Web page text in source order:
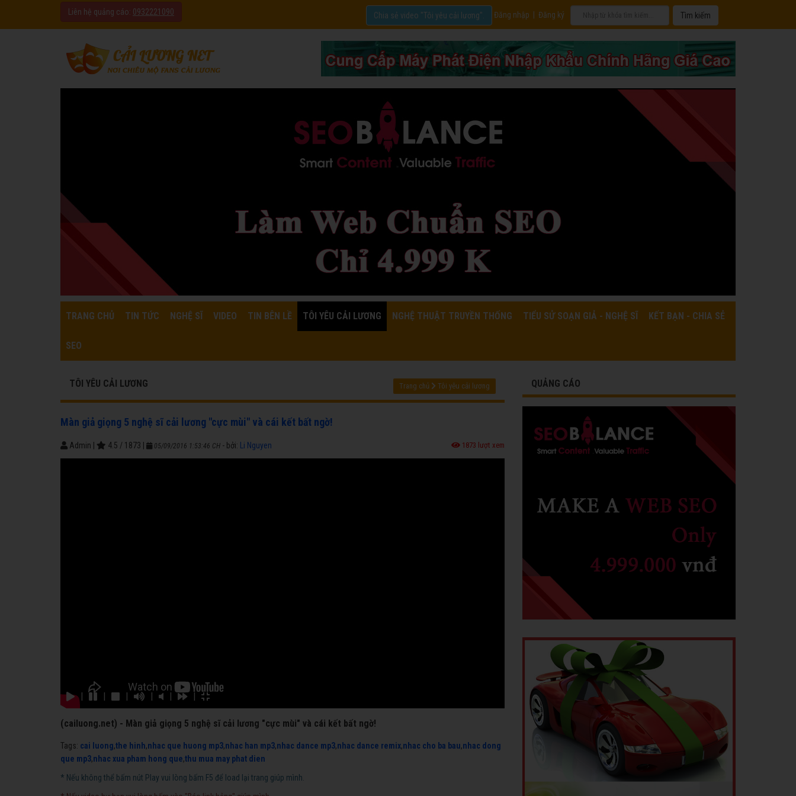
Liên hệ quảng cáo: 0932221090 Đăng nhập Đăng ký
Chia sẻ video "Tôi yêu cải lương".
TRANG CHỦ TIN TỨC NGHỆ SĨ VIDEO TIN BÊN LỀ TÔI YÊU CẢI LƯƠNG NGHỆ THUẬT TRUYỀN THỐNG TIỂU SỬ SOẠN GIẢ - NGHỆ SĨ KẾT BẠN - CHIA SẺ
SEO
TÔI YÊU CẢI LƯƠNG Trang chủ Tôi yêu cải lương
Màn giả giọng 5 nghệ sĩ cải lương "cực mùi" và cái kết bất ngờ!
Admin 4.5 / 1873 05/09/2016 1:53:46 CH - bởi: Li Nguyen 1873 lượt xem
| | | | | |
(cailuong.net) - Màn giả giọng 5 nghệ sĩ cải lương "cực mùi" và cái kết bất ngờ!
Tags: cai luong,the hinh,nhac que huong mp3,nhac han mp3,nhac dance mp3,nhac dance remix,nhac cho ba bau,nhac dong
que mp3,nhac xua pham hong que,thu mua may phat dien
* Nếu không thể bấm nút Play vui lòng bấm F5 để load lại trang giúp mình.
QUẢNG CÁO